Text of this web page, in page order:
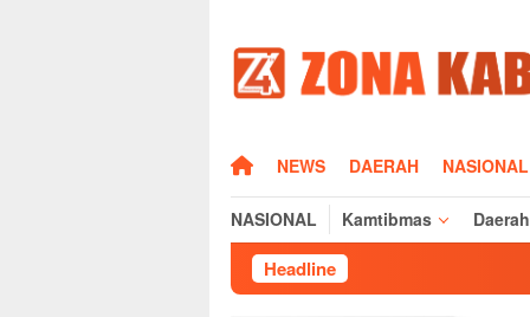
konten
HOMENEWS DAERAH NASIONAL
NASIONAL Kamtibmas Daerah
Headline Silaturahmi